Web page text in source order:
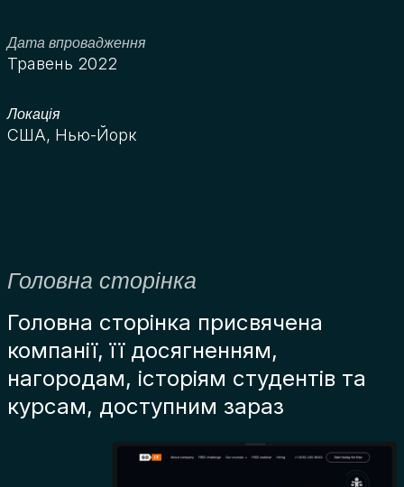
Дата впровадження
Травень 2022
Локація
США, Нью-Йорк
Головна сторінка
Головна сторінка присвячена
компанії, її досягненням,
нагородам, історіям студентів та
курсам, доступним зараз